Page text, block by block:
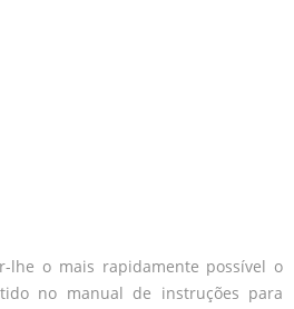
lhe o mais rapidamente possível o
no manual de instruções para